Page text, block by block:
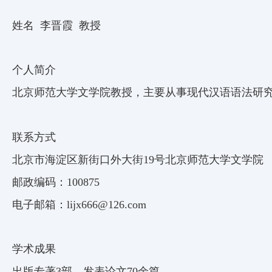
姓名 李晋霞 教授
个人简介
北京师范大学文学院教授，主要从事现代汉语语法研
联系方式
北京市海淀区新街口外大街19号北京师范大学文学院
邮政编码：100875
电子邮箱：lijx666@126.com
学术成果